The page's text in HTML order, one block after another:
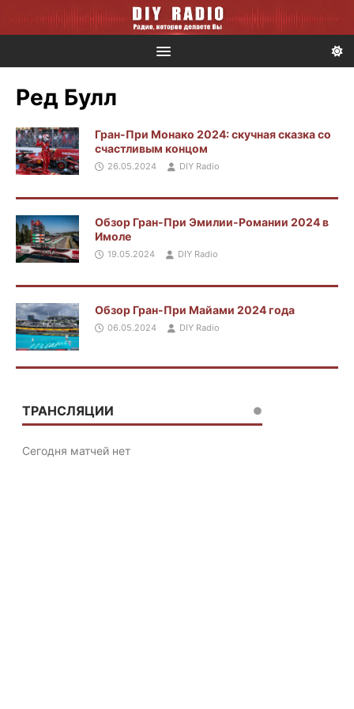
Ред Булл
Гран-При Монако 2024: скучная сказка со
счастливым концом
26.05.2024 DIY Radio
Обзор Гран-При Эмилии-Романии 2024 в
Имоле
19.05.2024 DIY Radio
Обзор Гран-При Майами 2024 года
06.05.2024 DIY Radio